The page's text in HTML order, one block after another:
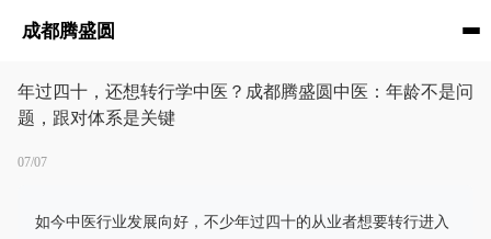
成都腾盛圆
年过四十，还想转行学中医？成都腾盛圆中医：年龄不是问
题，跟对体系是关键
07/07
如今中医行业发展向好，不少年过四十的从业者想要转行进入